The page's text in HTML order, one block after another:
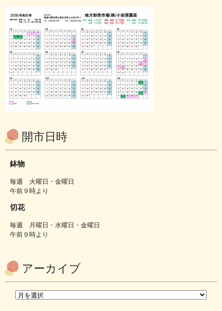
開市日時
鉢物
毎週 火曜日・金曜日
午前９時より
切花
毎週 月曜日・水曜日・金曜日
午前９時より
アーカイブ